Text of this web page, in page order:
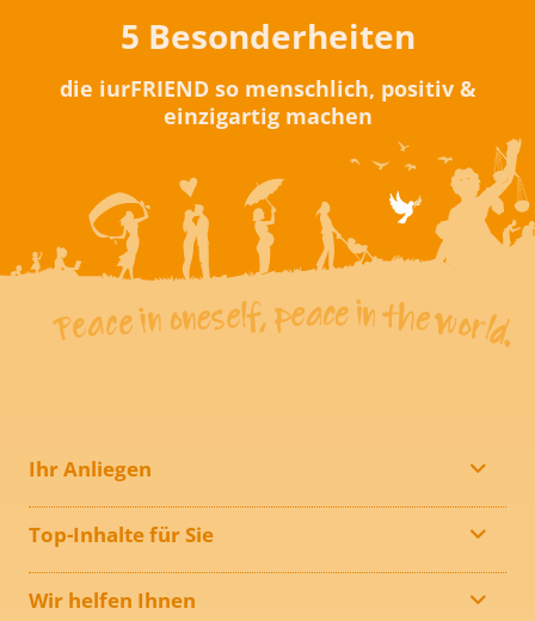
5 Besonderheiten
die iurFRIEND so menschlich, positiv &
einzigartig machen
Ihr Anliegen
Top-Inhalte für Sie
Wir helfen Ihnen